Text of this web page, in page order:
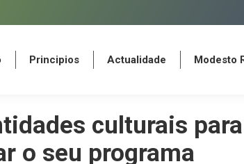
Principios Actualidade Modesto
culturais
o seu programa
Principios Actualidade Modesto